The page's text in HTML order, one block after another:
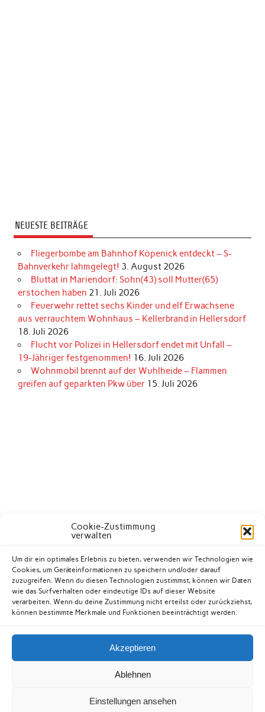
Cookie-Zustimmung
verwalten
Um dir ein optimales Erlebnis zu bieten, verwenden wir Technologien wie
Cookies, um Geräteinformationen zu speichern und/oder darauf
zuzugreifen. Wenn du diesen Technologien zustimmst, können wir Daten
wie das Surfverhalten oder eindeutige IDs auf dieser Website
verarbeiten. Wenn du deine Zustimmung nicht erteilst oder zurückziehst,
können bestimmte Merkmale und Funktionen beeinträchtigt werden.
Akzeptieren
Ablehnen
Einstellungen ansehen
NEUESTE BEITRÄGE
Fliegerbombe am Bahnhof Köpenick entdeckt – S-
Bahnverkehr lahmgelegt! 3. August 2026
Bluttat in Mariendorf: Sohn(43) soll Mutter(65)
erstochen haben 21. Juli 2026
Feuerwehr rettet sechs Kinder und elf Erwachsene
aus verrauchtem Wohnhaus – Kellerbrand in Hellersdorf
18. Juli 2026
Flucht vor Polizei in Hellersdorf endet mit Unfall –
19-Jähriger festgenommen! 16. Juli 2026
Wohnmobil brennt auf der Wuhlheide – Flammen
greifen auf geparkten Pkw über 15. Juli 2026
Datenschutzerklärung